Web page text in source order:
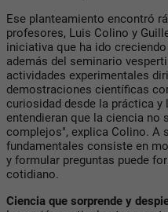
Ese planteamiento encontró
profesores, Luis Colino y
iniciativa que ha ido
además del seminario
actividades experimentales
demostraciones científicas
curiosidad desde la práctica y
entendieran que la ciencia
complejos", explica Colino. A
fundamentales consiste en
y formular preguntas puede
cotidiano.
Ciencia que sorprende y